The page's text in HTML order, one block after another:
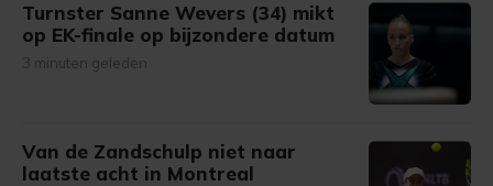
Turnster Sanne Wevers (34) mikt
op EK-finale op bijzondere datum
3 minuten geleden
Van de Zandschulp niet naar
laatste acht in Montreal